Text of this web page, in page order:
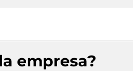
empresa?